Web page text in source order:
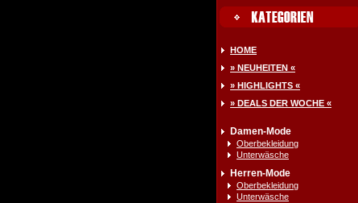
HOME
» NEUHEITEN «
» HIGHLIGHTS «
» DEALS DER WOCHE «
Damen-Mode
Oberbekleidung
Unterwäsche
Herren-Mode
Oberbekleidung
Unterwäsche